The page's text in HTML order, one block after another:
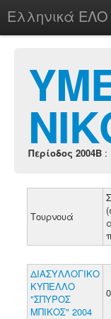
Ελληνικά ΕΛΟ
chesstu.be @ discord
Login
Περίοδος 2004B :
Τουρνουά
ΔΙΑΣΥΛΛΟΓΙΚΟ
ΚΥΠΕΛΛΟ
"ΣΠΥΡΟΣ
ΜΠΙΚΟΣ" 2004